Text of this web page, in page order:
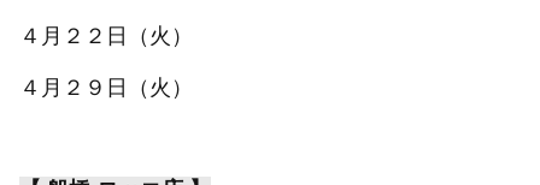
４月２２日（火）
４月２９日（火）